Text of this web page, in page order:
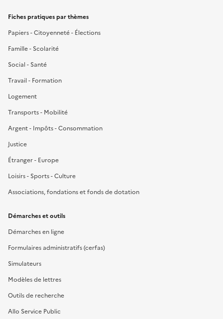
Fiches pratiques par thèmes
Papiers - Citoyenneté - Élections
Famille - Scolarité
Social - Santé
Travail - Formation
Logement
Transports - Mobilité
Argent - Impôts - Consommation
Justice
Étranger - Europe
Loisirs - Sports - Culture
Associations, fondations et fonds de dotation
Démarches et outils
Démarches en ligne
Formulaires administratifs (cerfas)
Simulateurs
Modèles de lettres
Outils de recherche
Allo Service Public